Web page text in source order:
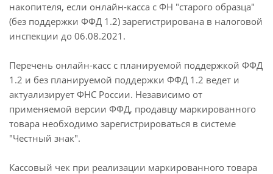
накопителя, если онлайн-касса с ФН "старого образца"
(без поддержки ФФД 1.2) зарегистрирована в налоговой
инспекции до 06.08.2021.
Перечень онлайн-касс с планируемой поддержкой ФФД
1.2 и без планируемой поддержки ФФД 1.2 ведет и
актуализирует ФНС России. Независимо от
применяемой версии ФФД, продавцу маркированного
товара необходимо зарегистрироваться в системе
"Честный знак".
Кассовый чек при реализации маркированного товара